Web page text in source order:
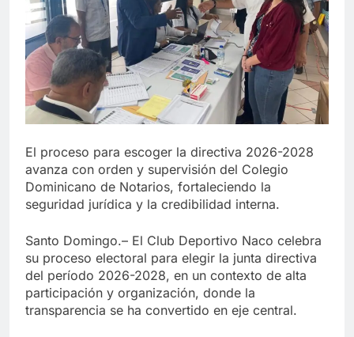
El proceso para escoger la directiva 2026-2028
avanza con orden y supervisión del Colegio
Dominicano de Notarios, fortaleciendo la
seguridad jurídica y la credibilidad interna.
Santo Domingo.– El Club Deportivo Naco celebra
su proceso electoral para elegir la junta directiva
del período 2026-2028, en un contexto de alta
participación y organización, donde la
transparencia se ha convertido en eje central.